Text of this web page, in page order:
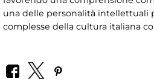
una delle personalità intellettuali
complesse della cultura italiana